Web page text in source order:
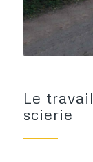
Le
scierie